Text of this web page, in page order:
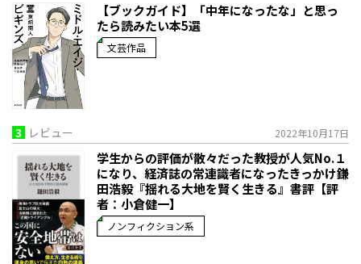
【ブックガイド】「中年になったな」と思っ
たら読みたい本5選
文芸作品
3 レビュー 2022年10月17日
学生からの評価が散々だった教授が人気No.１
になり、経済誌の常連識者になったきっかけ――鎌
田浩毅『揺れる大地を賢く生きる』書評【評
者：小倉健一】
ノンフィクション系